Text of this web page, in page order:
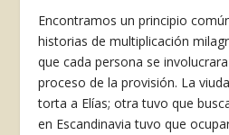
Encontramos un principio
historias de multiplicación
que cada persona se
proceso de la provisión. La
torta a Elías; otra tuvo que
en Escandinavia tuvo que